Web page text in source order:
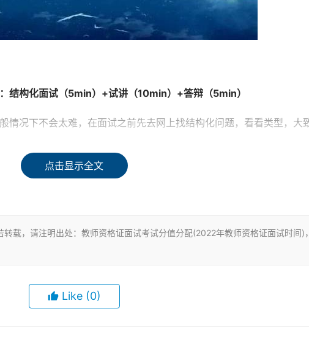
构化面试（5min）+试讲（10min）+答辩（5min）
情况下不会太难，在面试之前先去网上找结构化问题，看看类型，大
做学生，进行提问。（注意：一定不要把“讲课”当做“说课”）
点击显示全文
载，请注明出处：教师资格证面试考试分值分配(2022年教师资格证面试时间)，
Like (0)